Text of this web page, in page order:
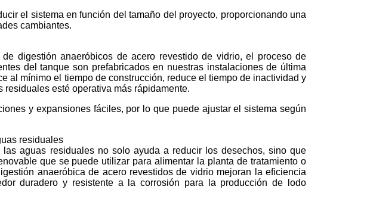
el sistema en función del tamaño del proyecto, proporcionando una
cambiantes.
digestión anaeróbicos de acero revestido de vidrio, el proceso de
del tanque son prefabricados en nuestras instalaciones de última
al mínimo el tiempo de construcción, reduce el tiempo de inactividad y
esté operativa más rápidamente.
y expansiones fáciles, por lo que puede ajustar el sistema según
residuales
aguas residuales no solo ayuda a reducir los desechos, sino que
que se puede utilizar para alimentar la planta de tratamiento o
anaeróbica de acero revestidos de vidrio mejoran la eficiencia
duradero y resistente a la corrosión para la producción de lodo